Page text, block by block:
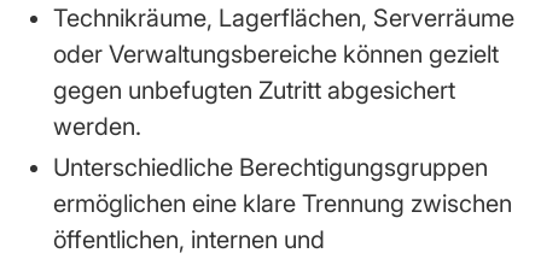
Technikräume, Lagerflächen, Serverräume
oder Verwaltungsbereiche können gezielt
gegen unbefugten Zutritt abgesichert
werden.
Unterschiedliche Berechtigungsgruppen
ermöglichen eine klare Trennung zwischen
öffentlichen, internen und